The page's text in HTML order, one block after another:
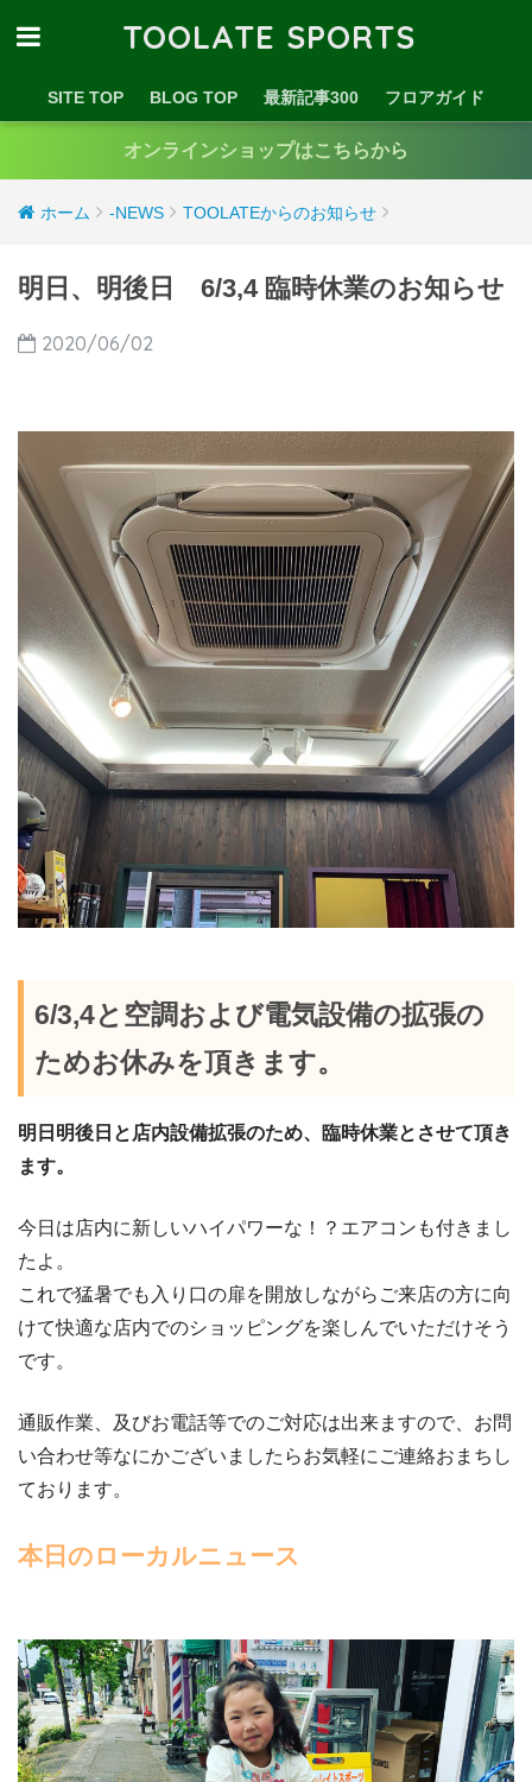
TOOLATE SPORTS
SITE TOP BLOG TOP 最新記事300 フロアガイド
オンラインショップはこちらから
ホーム -NEWS TOOLATEからのお知らせ
明日、明後日 6/3,4 臨時休業のお知らせ
2020/06/02
6/3,4と空調および電気設備の拡張の
ためお休みを頂きます。
明日明後日と店内設備拡張のため、臨時休業とさせて頂き
ます。
今日は店内に新しいハイパワーな！？エアコンも付きまし
たよ。
これで猛暑でも入り口の扉を開放しながらご来店の方に向
けて快適な店内でのショッピングを楽しんでいただけそう
です。
通販作業、及びお電話等でのご対応は出来ますので、お問
い合わせ等なにかございましたらお気軽にご連絡おまちし
ております。
本日のローカルニュース